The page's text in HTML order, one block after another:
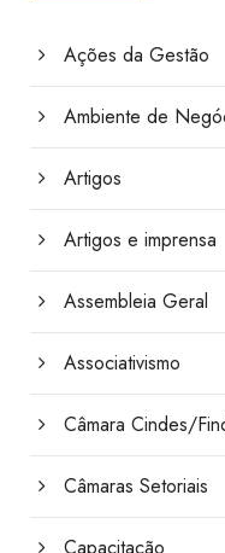
Ações da Gestão
Ambiente de
Artigos
Artigos e imprensa
Assembleia Geral
Associativismo
Câmara Cindes/
Câmaras Setoriais